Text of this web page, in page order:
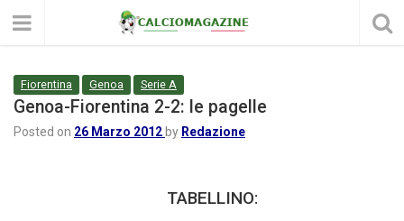
Fiorentina Genoa Serie A
Genoa-Fiorentina 2-2: le pagelle
Posted on 26 Marzo 2012 by Redazione
TABELLINO: